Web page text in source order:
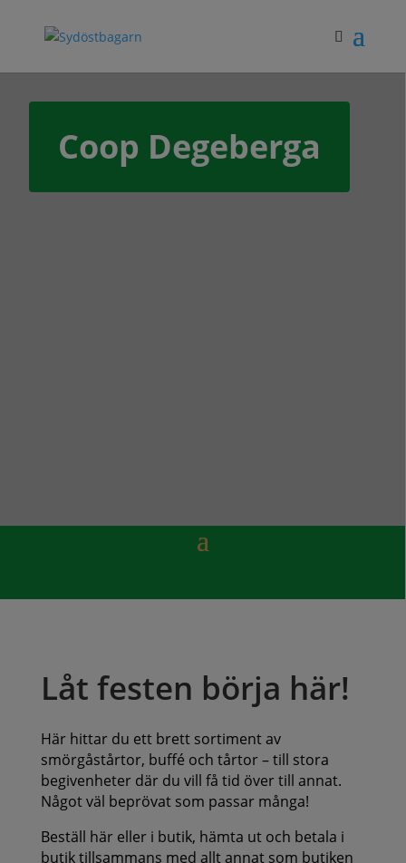
Coop Degeberga
Låt festen börja här!
Här hittar du ett brett sortiment av
smörgåstårtor, buffé och tårtor – till stora
begivenheter där du vill få tid över till annat.
Något väl beprövat som passar många!
Beställ här eller i butik, hämta ut och betala i
butik tillsammans med allt annat som butiken